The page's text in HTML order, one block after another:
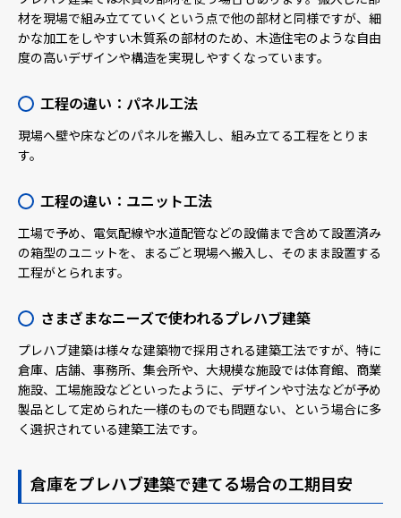
材を現場で組み立てていくという点で他の部材と同様ですが、細
かな加工をしやすい木質系の部材のため、木造住宅のような自由
度の高いデザインや構造を実現しやすくなっています。
工程の違い：パネル工法
現場へ壁や床などのパネルを搬入し、組み立てる工程をとりま
す。
工程の違い：ユニット工法
工場で予め、電気配線や水道配管などの設備まで含めて設置済み
の箱型のユニットを、まるごと現場へ搬入し、そのまま設置する
工程がとられます。
さまざまなニーズで使われるプレハブ建築
プレハブ建築は様々な建築物で採用される建築工法ですが、特に
倉庫、店舗、事務所、集会所や、大規模な施設では体育館、商業
施設、工場施設などといったように、デザインや寸法などが予め
製品として定められた一様のものでも問題ない、という場合に多
く選択されている建築工法です。
倉庫をプレハブ建築で建てる場合の工期目安